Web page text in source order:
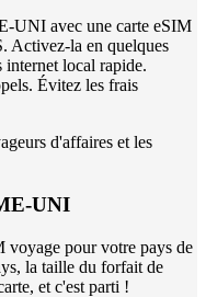
UNI avec une carte eSIM
Activez-la en quelques
internet local rapide.
Évitez les frais
d'affaires et les
UNI
voyage pour votre pays de
la taille du forfait de
et c'est parti !